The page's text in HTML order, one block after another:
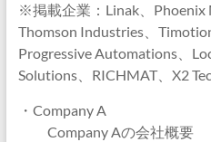
※掲載企業：Linak、Phoenix
Thomson Industries、
Progressive Automations、
Solutions、RICHMAT、X2
・Company A
Company Aの会社概要